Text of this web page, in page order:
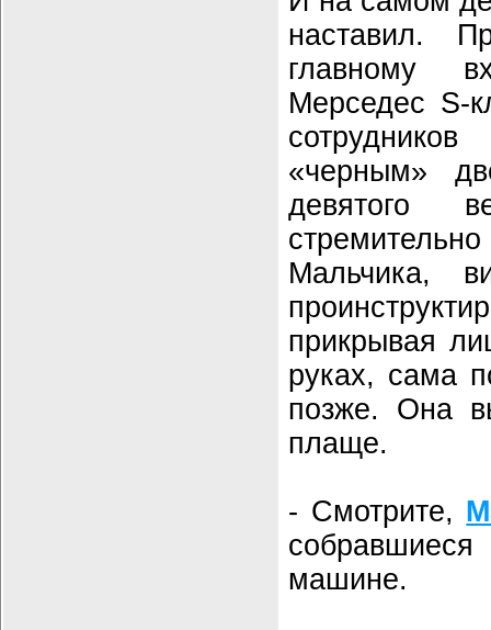
наставил.
главному
Мерседес S-
«черным»
девятого
Мальчика,
прикрывая
руках, сама
позже. Она
плаще.
- Смотрите,
машине.